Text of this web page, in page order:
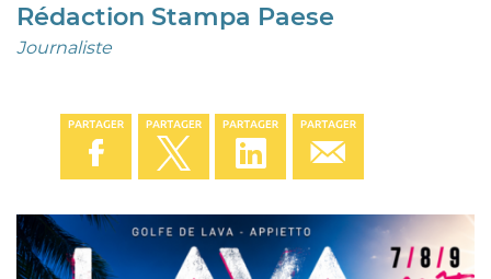
Rédaction Stampa Paese
Journaliste